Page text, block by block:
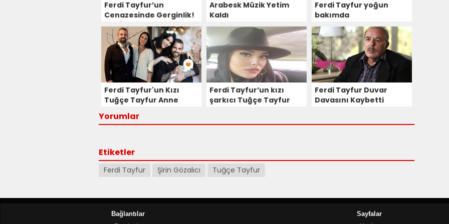
Ferdi Tayfur’un
Cenazesinde Gerginlik!
Aile İçi Tartışma
Gündemden Düşmüyor!
Arabesk Müzik Yetim
Kaldı
Ferdi Tayfur yoğun
bakımda
Ferdi Tayfur'un Kızı
Tuğçe Tayfur Anne
Ferdi Tayfur’un kızı
şarkıcı Tuğçe Tayfur
Ferdi Tayfur Duvar
Davasını Kaybetti
Yorumlar
Etiketler
Ferdi Tayfur Şirin Gözalıcı Tuğçe Tayfur
Bağlantılar
Sayfalar